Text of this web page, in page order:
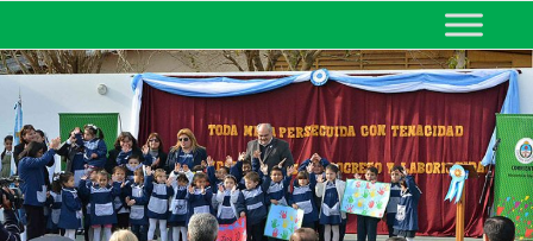
MINISTERIO DE EDUCACIÓN
DE CORRIENTES